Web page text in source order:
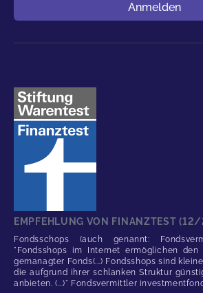
Anmelden
EMPFEHLUNG VON FINANZTEST
Fondsschops (auch genannt:
"Fondsshops im Internet ermöglichen
gemanagter Fonds(...) Fondsshops sind
die aufgrund ihrer schlanken Struktur
anbieten. (...)" Fondsvermittler